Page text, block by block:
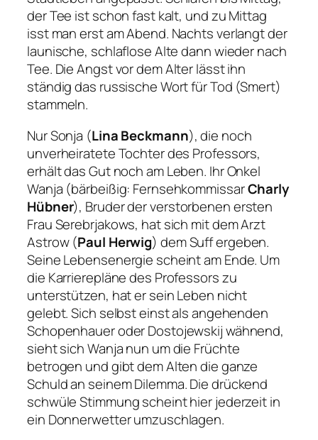
der Tee ist schon fast kalt, und zu Mittag
isst man erst am Abend. Nachts verlangt der
launische, schlaflose Alte dann wieder nach
Tee. Die Angst vor dem Alter lässt ihn
ständig das russische Wort für Tod (Smert)
stammeln.
Nur Sonja (Lina Beckmann), die noch
unverheiratete Tochter des Professors,
erhält das Gut noch am Leben. Ihr Onkel
Wanja (bärbeißig: FernsehkommissarCharly
Hübner), Bruder der verstorbenen ersten
Frau Serebrjakows, hat sich mit dem Arzt
Astrow (Paul Herwig) dem Suff ergeben.
Seine Lebensenergie scheint am Ende. Um
die Karrierepläne des Professors zu
unterstützen, hat er sein Leben nicht
gelebt. Sich selbst einst als angehenden
Schopenhauer oder Dostojewskij wähnend,
sieht sich Wanja nun um die Früchte
betrogen und gibt dem Alten die ganze
Schuld an seinem Dilemma. Die drückend
schwüle Stimmung scheint hier jederzeit in
ein Donnerwetter umzuschlagen.